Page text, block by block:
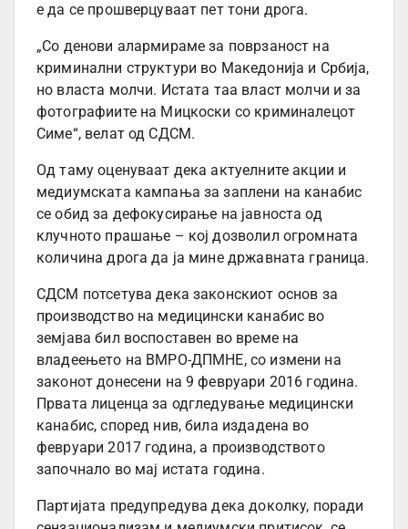
е да се прошверцуваат пет тони дрога.
„Со денови алармираме за поврзаност на
криминални структури во Македонија и Србија,
но власта молчи. Истата таа власт молчи и за
фотографиите на Мицкоски со криминалецот
Симе“, велат од СДСМ.
Од таму оценуваат дека актуелните акции и
медиумската кампања за заплени на канабис
се обид за дефокусирање на јавноста од
клучното прашање – кој дозволил огромната
количина дрога да ја мине државната граница.
СДСМ потсетува дека законскиот основ за
производство на медицински канабис во
земјава бил воспоставен во време на
владеењето на ВМРО-ДПМНЕ, со измени на
законот донесени на 9 февруари 2016 година.
Првата лиценца за одгледување медицински
канабис, според нив, била издадена во
февруари 2017 година, а производството
започнало во мај истата година.
Партијата предупредува дека доколку, поради